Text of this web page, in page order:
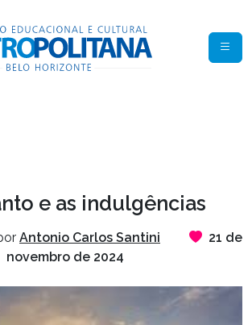
e as indulgências
Antonio Carlos Santini
21 de
novembro de 2024